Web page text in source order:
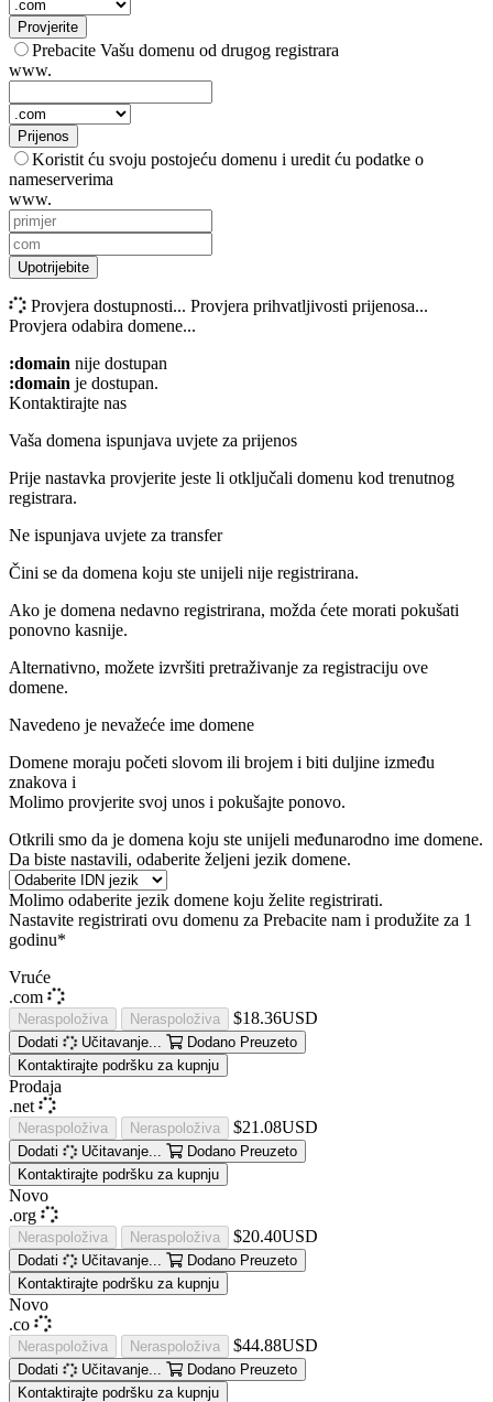
Provjerite
Prebacite Vašu domenu od drugog registrara
www.
Prijenos
Koristit ću svoju postojeću domenu i uredit ću podatke o
nameserverima
www.
Upotrijebite
Provjera dostupnosti... Provjera prihvatljivosti prijenosa...
Provjera odabira domene...
:domain nije dostupan
:domain je dostupan.
Kontaktirajte nas
Vaša domena ispunjava uvjete za prijenos
Prije nastavka provjerite jeste li otključali domenu kod trenutnog
registrara.
Ne ispunjava uvjete za transfer
Čini se da domena koju ste unijeli nije registrirana.
Ako je domena nedavno registrirana, možda ćete morati pokušati
ponovno kasnije.
Alternativno, možete izvršiti pretraživanje za registraciju ove
domene.
Navedeno je nevažeće ime domene
Domene moraju početi slovom ili brojem i biti duljine između
znakova i
Molimo provjerite svoj unos i pokušajte ponovo.
Otkrili smo da je domena koju ste unijeli međunarodno ime domene.
Da biste nastavili, odaberite željeni jezik domene.
Molimo odaberite jezik domene koju želite registrirati.
Nastavite registrirati ovu domenu za Prebacite nam i produžite za 1
godinu*
Vruće
.com
Neraspoloživa Neraspoloživa $18.36USD
Dodati Učitavanje... Dodano Preuzeto
Kontaktirajte podršku za kupnju
Prodaja
.net
Neraspoloživa Neraspoloživa $21.08USD
Dodati Učitavanje... Dodano Preuzeto
Kontaktirajte podršku za kupnju
Novo
.org
Neraspoloživa Neraspoloživa $20.40USD
Dodati Učitavanje... Dodano Preuzeto
Kontaktirajte podršku za kupnju
Novo
.co
Neraspoloživa Neraspoloživa $44.88USD
Dodati Učitavanje... Dodano Preuzeto
Kontaktirajte podršku za kupnju